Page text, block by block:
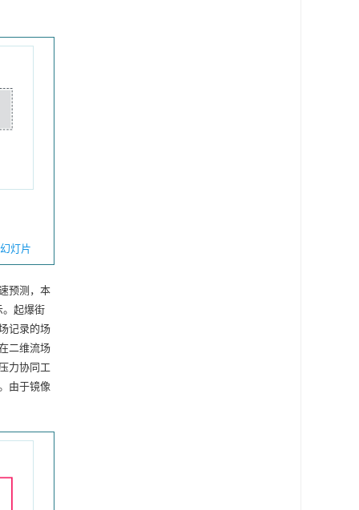
幻灯片
预测，本
。起爆街
记录的场
二维流场
力协同工
由于镜像